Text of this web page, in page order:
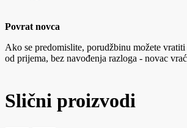
Povrat novca
Ako se predomislite, porudžbinu možete
od prijema, bez navođenja razloga - novac
Slični proizvodi